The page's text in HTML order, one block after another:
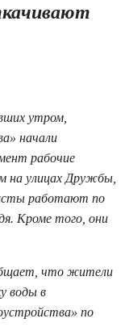
утром,
начали
рабочие
на улицах Дружбы,
работают по
Кроме того, они
что жители
воды в
по